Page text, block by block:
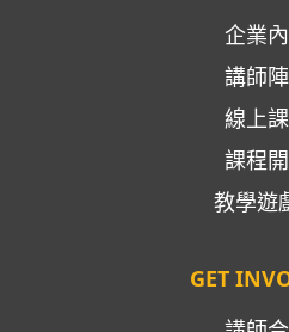
企業
講師
線上
課程
教學遊
GET